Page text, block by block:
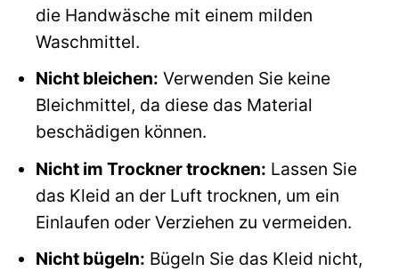
die Handwäsche mit einem milden
Waschmittel.
Nicht bleichen: Verwenden Sie keine
Bleichmittel, da diese das Material
beschädigen können.
Nicht im Trockner trocknen: Lassen Sie
das Kleid an der Luft trocknen, um ein
Einlaufen oder Verziehen zu vermeiden.
Nicht bügeln: Bügeln Sie das Kleid nicht,